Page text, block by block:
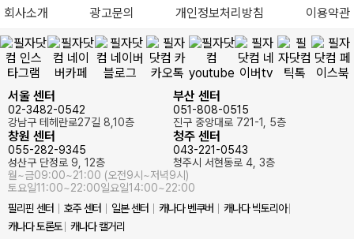
회사소개 광고문의 개인정보처리방침 이용약관
서울 센터
02-3482-0542
강남구 테헤란로27길 8,10층
부산 센터
051-808-0515
진구 중앙대로 721-1, 5층
창원 센터
055-282-9345
성산구 단정로 9, 12층
청주 센터
043-221-0543
청주시 서현동로 4, 3층
월~금09:00~21:00 (오전9시~저녁9시)
토요일11:00~22:00일요일14:00~22:00
필리핀 센터
호주 센터 일본 센터 캐나다 벤쿠버
캐나다 빅토리아
캐나다 토론토
캐나다 캘거리